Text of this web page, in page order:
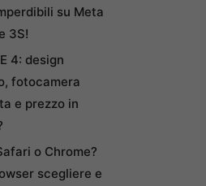
su Meta
3S!
4: design
fotocamera
e prezzo in
o Chrome?
scegliere e